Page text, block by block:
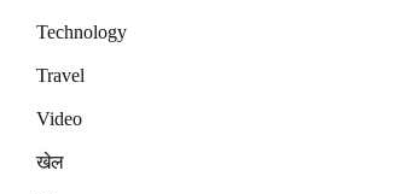
Technology
Travel
Video
खेल